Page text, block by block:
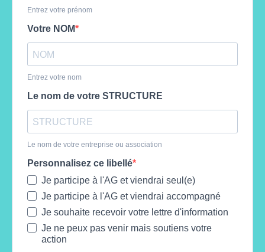
Entrez votre prénom
Votre NOM
Entrez votre nom
Le nom de votre STRUCTURE
Le nom de votre entreprise ou association
Personnalisez ce libellé
Je participe à l'AG et viendrai seul(e)
Je participe à l'AG et viendrai accompagné
Je souhaite recevoir votre lettre d'information
Je ne peux pas venir mais soutiens votre
action